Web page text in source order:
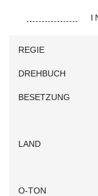
REGIE
DREHBUCH
BESETZUNG
LAND
O-TON